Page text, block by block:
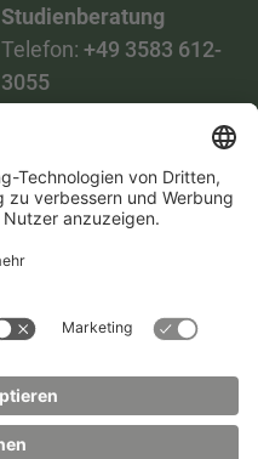
Studienberatung
Telefon: +49 3583 612-
3055
Mail:
stud.info(at)hszg.de
Lageplan